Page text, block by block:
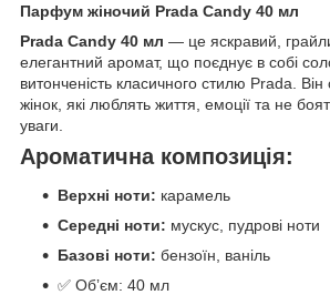
Парфум жіночий Prada Candy 40 мл
Prada Candy 40 мл — це яскравий,
елегантний аромат, що поєднує в собі
витонченість класичного стилю Prada.
жінок, які люблять життя, емоції та не
уваги.
Ароматична композиція:
Верхні ноти: карамель
Середні ноти: мускус, пудрові ноти
Базові ноти: бензоїн, ваніль
✅ Обʼєм: 40 мл